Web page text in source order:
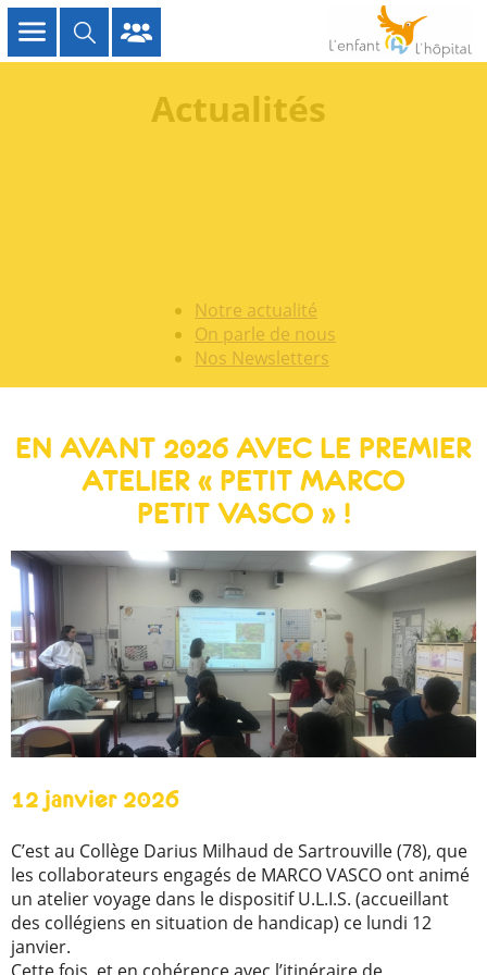
Actualités
Notre actualité
On parle de nous
Nos Newsletters
EN AVANT 2026 AVEC LE PREMIER
ATELIER « PETIT MARCO
PETIT VASCO » !
12 janvier 2026
C’est au Collège Darius Milhaud de Sartrouville (78), que
les collaborateurs engagés de MARCO VASCO ont animé
un atelier voyage dans le dispositif U.L.I.S. (accueillant
des collégiens en situation de handicap) ce lundi 12
janvier.